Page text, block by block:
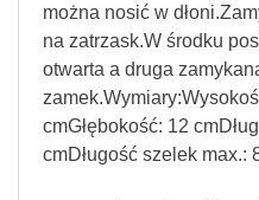
można nosić w
na zatrzask.W środku
otwarta a druga
cmGłębokość: 12
cmDługość szelek max.: